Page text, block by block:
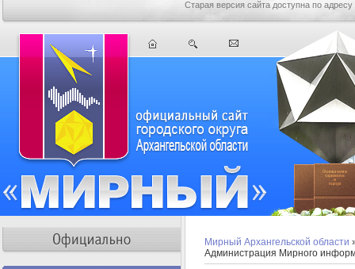
Старая версия сайта доступна по адресу
Мирный Архангельской области
Администрация Мирного